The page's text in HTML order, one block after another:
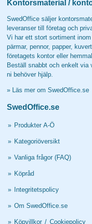
Kontorsmaterial /
SwedOffice säljer
leveranser till företag och
Vi har ett stort sortiment
pärmar, pennor, papper,
företagets kontor eller
Beställ snabbt och enkelt via
ni behöver hjälp.
» Läs mer om SwedOffice.se
SwedOffice.se
» Produkter A-Ö
» Kategoriöversikt
» Vanliga frågor (FAQ)
» Köpråd
» Integritetspolicy
» Om SwedOffice.se
» Köpvillkor / Cookiepolicy